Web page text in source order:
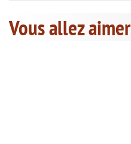
Vous allez aimer